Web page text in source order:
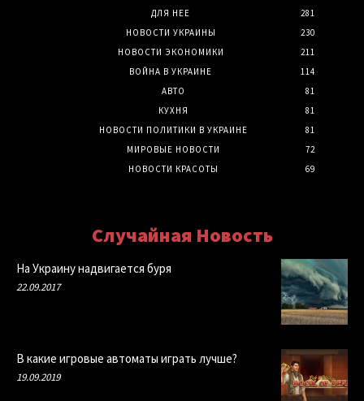
ДЛЯ НЕЕ
281
НОВОСТИ УКРАИНЫ
230
НОВОСТИ ЭКОНОМИКИ
211
ВОЙНА В УКРАИНЕ
114
АВТО
81
КУХНЯ
81
НОВОСТИ ПОЛИТИКИ В УКРАИНЕ
81
МИРОВЫЕ НОВОСТИ
72
НОВОСТИ КРАСОТЫ
69
Случайная Новость
На Украину надвигается буря
22.09.2017
В какие игровые автоматы играть лучше?
19.09.2019